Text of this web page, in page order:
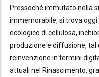
Pressoché immutato nella
immemorabile, si trova
ecologico di cellulosa,
produzione e diffusione, tal
reinvenzione in termini
attuali nel Rinascimento,